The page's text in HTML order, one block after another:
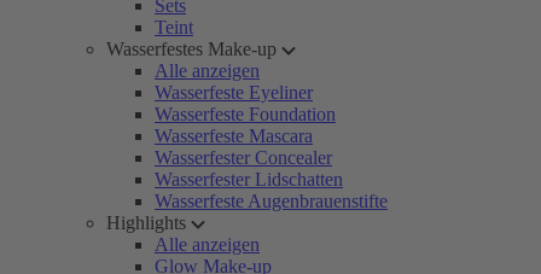
Sets
Teint
Wasserfestes Make-up
Alle anzeigen
Wasserfeste Eyeliner
Wasserfeste Foundation
Wasserfeste Mascara
Wasserfester Concealer
Wasserfester Lidschatten
Wasserfeste Augenbrauenstifte
Highlights
Alle anzeigen
Glow Make-up